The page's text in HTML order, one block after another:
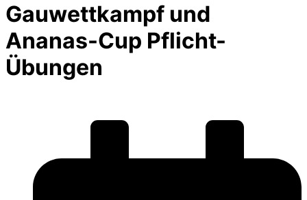
Gauwettkampf und
Ananas-Cup Pflicht-
Übungen